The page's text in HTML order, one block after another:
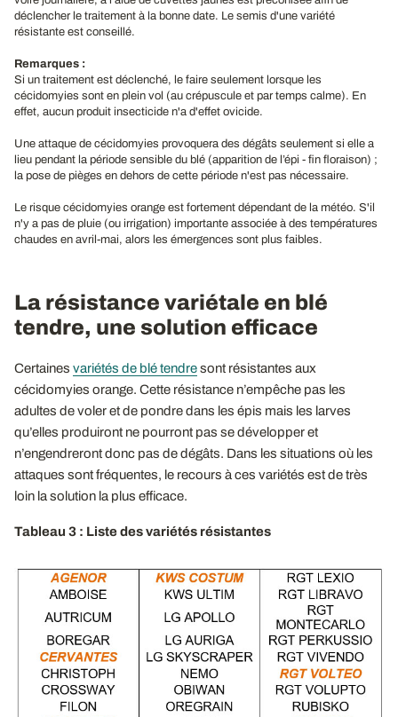
déclencher le traitement à la bonne date. Le semis d'une variété
résistante est conseillé.
Remarques :
Si un traitement est déclenché, le faire seulement lorsque les
cécidomyies sont en plein vol (au crépuscule et par temps calme). En
effet, aucun produit insecticide n'a d'effet ovicide.
Une attaque de cécidomyies provoquera des dégâts seulement si elle a
lieu pendant la période sensible du blé (apparition de l’épi - fin floraison) ;
la pose de pièges en dehors de cette période n'est pas nécessaire.
Le risque cécidomyies orange est fortement dépendant de la météo. S'il
n'y a pas de pluie (ou irrigation) importante associée à des températures
chaudes en avril-mai, alors les émergences sont plus faibles.
La résistance variétale en blé
tendre, une solution efficace
Certaines variétés de blé tendresont résistantes aux
cécidomyies orange. Cette résistance n’empêche pas les
adultes de voler et de pondre dans les épis mais les larves
qu’elles produiront ne pourront pas se développer et
n’engendreront donc pas de dégâts. Dans les situations où les
attaques sont fréquentes, le recours à ces variétés est de très
loin la solution la plus efficace.
Tableau 3 : Liste des variétés résistantes